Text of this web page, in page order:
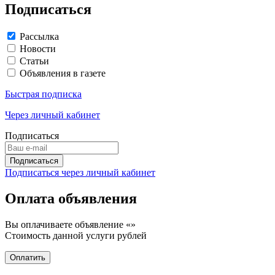
Подписаться
Рассылка
Новости
Статьи
Объявления в газете
Быстрая подписка
Через личный кабинет
Подписаться
Подписаться через личный кабинет
Оплата объявления
Вы оплачиваете объявление «»
Стоимость данной услуги рублей